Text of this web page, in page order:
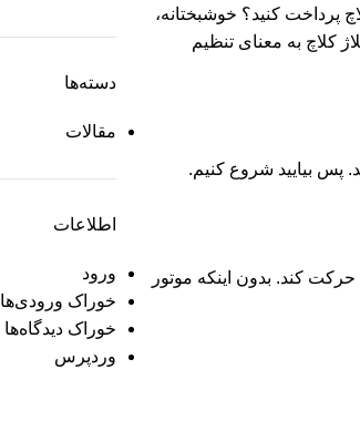
پرداخت کنید؟ خوشبختانه،
کلاچ به معنای تنظیم
پس بیایید شروع کنیم.
کند. بدون اینکه موتور
دسته‌ها
مقالات
اطلاعات
ورود
خوراک ورودی‌ها
خوراک دیدگاه‌ها
وردپرس